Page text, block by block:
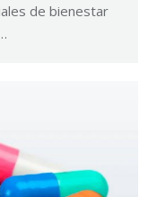
de bienestar